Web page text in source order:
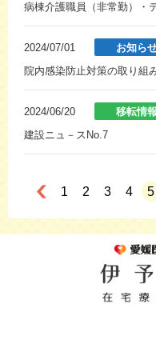
病棟介護職員（非常勤）・
2024/07/01
お知ら
院内感染防止対策の取り組
2024/06/20
移転情報
建設ニュ－スNo.7
1 2 3 4 5